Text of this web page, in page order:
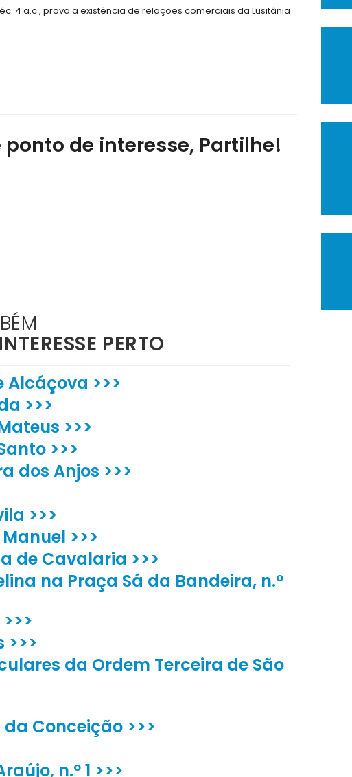
4 a.c., prova a existência de relações comerciais da Lusitânia
de interesse, Partilhe!
PERTO
Alcáçova >>>
>>>
>>>
>>>
dos Anjos >>>
>>>
>>>
de Cavalaria >>>
na Praça Sá da Bandeira, n.º
da Ordem Terceira de São
Conceição >>>
n.º 1 >>>